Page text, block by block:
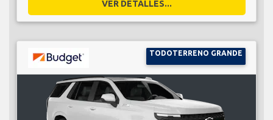
VER DETALLES...
TODOTERRENO GRANDE